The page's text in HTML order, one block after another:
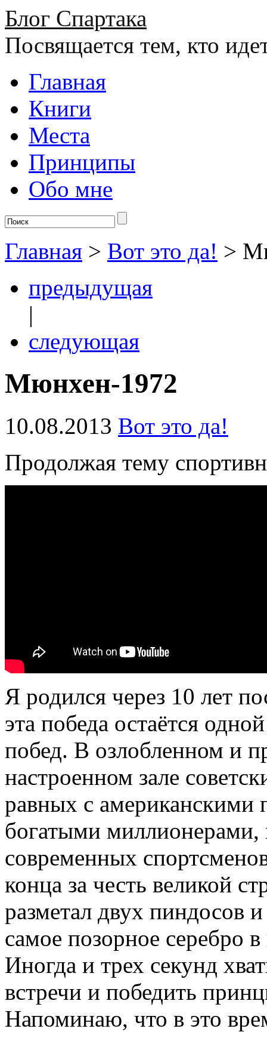
Блог Спартака
Посвящается тем, кто
Главная
Книги
Места
Принципы
Обо мне
Главная > Вот это да! >
предыдущая
|
следующая
Мюнхен-1972
10.08.2013 Вот это да!
Продолжая тему
Я родился через 10 лет
эта победа остаётся
побед. В озлобленном и
настроенном зале
равных с американскими
богатыми миллионерами,
современных
конца за честь великой
разметал двух пиндосов
самое позорное серебро
Иногда и трех секунд
встречи и победить
Напоминаю, что в это